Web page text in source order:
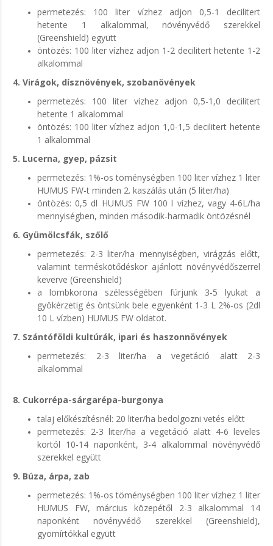
permetezés: 100 liter vízhez adjon 0,5-1 decilitert
hetente 1 alkalommal, növényvédő szerekkel
(Greenshield) együtt
öntözés: 100 liter vízhez adjon 1-2 decilitert hetente 1-2
alkalommal
4. Virágok, dísznövények, szobanövények
permetezés: 100 liter vízhez adjon 0,5-1,0 decilitert
hetente 1 alkalommal
öntözés: 100 liter vízhez adjon 1,0-1,5 decilitert hetente
1 alkalommal
5. Lucerna, gyep, pázsit
permetezés: 1%-os töménységben 100 liter vízhez 1 liter
HUMUS FW-t minden 2. kaszálás után (5 liter/ha)
öntözés: 0,5 dl HUMUS FW 100 l vízhez, vagy 4-6L/ha
mennyiségben, minden második-harmadik öntözésnél
6. Gyümölcsfák, szőlő
permetezés: 2-3 liter/ha mennyiségben, virágzás előtt,
valamint terméskötődéskor ajánlott növényvédőszerrel
keverve (Greenshield)
a lombkorona szélességében fúrjunk 3-5 lyukat a
gyökérzetig és öntsünk bele egyenként 1-3 L 2%-os (2dl
10 L vízben) HUMUS FW oldatot.
7. Szántóföldi kultúrák, ipari és haszonnövények
permetezés: 2-3 liter/ha a vegetáció alatt 2-3
alkalommal
8. Cukorrépa-sárgarépa-burgonya
talaj előkészítésnél: 20 liter/ha bedolgozni vetés előtt
permetezés: 2-3 liter/ha a vegetáció alatt 4-6 leveles
kortól 10-14 naponként, 3-4 alkalommal növényvédő
szerekkel együtt
9. Búza, árpa, zab
permetezés: 1%-os töménységben 100 liter vízhez 1 liter
HUMUS FW, március közepétől 2-3 alkalommal 14
naponként növényvédő szerekkel (Greenshield),
gyomírtókkal együtt